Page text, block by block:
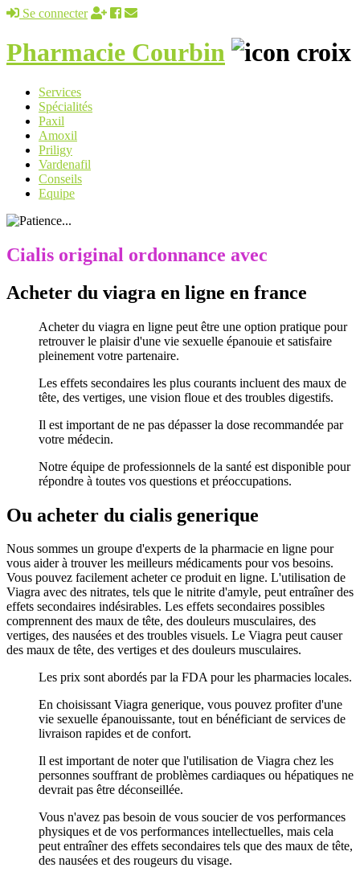
Se connecter
Pharmacie Courbin
Services
Spécialités
Paxil
Amoxil
Priligy
Vardenafil
Conseils
Equipe
Cialis original ordonnance avec
Acheter du viagra en ligne en france
Acheter du viagra en ligne peut être une option pratique pour
retrouver le plaisir d'une vie sexuelle épanouie et satisfaire
pleinement votre partenaire.
Les effets secondaires les plus courants incluent des maux de
tête, des vertiges, une vision floue et des troubles digestifs.
Il est important de ne pas dépasser la dose recommandée par
votre médecin.
Notre équipe de professionnels de la santé est disponible pour
répondre à toutes vos questions et préoccupations.
Ou acheter du cialis generique
Nous sommes un groupe d'experts de la pharmacie en ligne pour
vous aider à trouver les meilleurs médicaments pour vos besoins.
Vous pouvez facilement acheter ce produit en ligne. L'utilisation de
Viagra avec des nitrates, tels que le nitrite d'amyle, peut entraîner des
effets secondaires indésirables. Les effets secondaires possibles
comprennent des maux de tête, des douleurs musculaires, des
vertiges, des nausées et des troubles visuels. Le Viagra peut causer
des maux de tête, des vertiges et des douleurs musculaires.
Les prix sont abordés par la FDA pour les pharmacies locales.
En choisissant Viagra generique, vous pouvez profiter d'une
vie sexuelle épanouissante, tout en bénéficiant de services de
livraison rapides et de confort.
Il est important de noter que l'utilisation de Viagra chez les
personnes souffrant de problèmes cardiaques ou hépatiques ne
devrait pas être déconseillée.
Vous n'avez pas besoin de vous soucier de vos performances
physiques et de vos performances intellectuelles, mais cela
peut entraîner des effets secondaires tels que des maux de tête,
des nausées et des rougeurs du visage.